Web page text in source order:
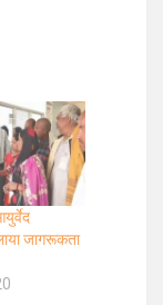
जागरूकता